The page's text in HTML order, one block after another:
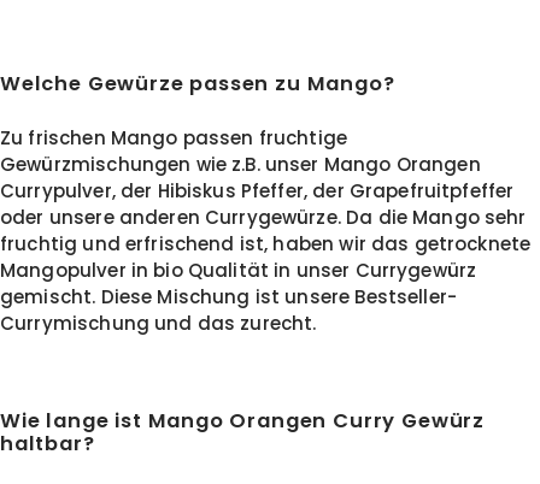
Welche Gewürze passen zu Mango?
Zu frischen Mango passen fruchtige
Gewürzmischungen wie z.B. unser Mango Orangen
Currypulver, der Hibiskus Pfeffer, der Grapefruitpfeffer
oder unsere anderen Currygewürze. Da die Mango sehr
fruchtig und erfrischend ist, haben wir das getrocknete
Mangopulver in bio Qualität in unser Currygewürz
gemischt. Diese Mischung ist unsere Bestseller-
Currymischung und das zurecht.
Wie lange ist Mango Orangen Curry Gewürz
haltbar?